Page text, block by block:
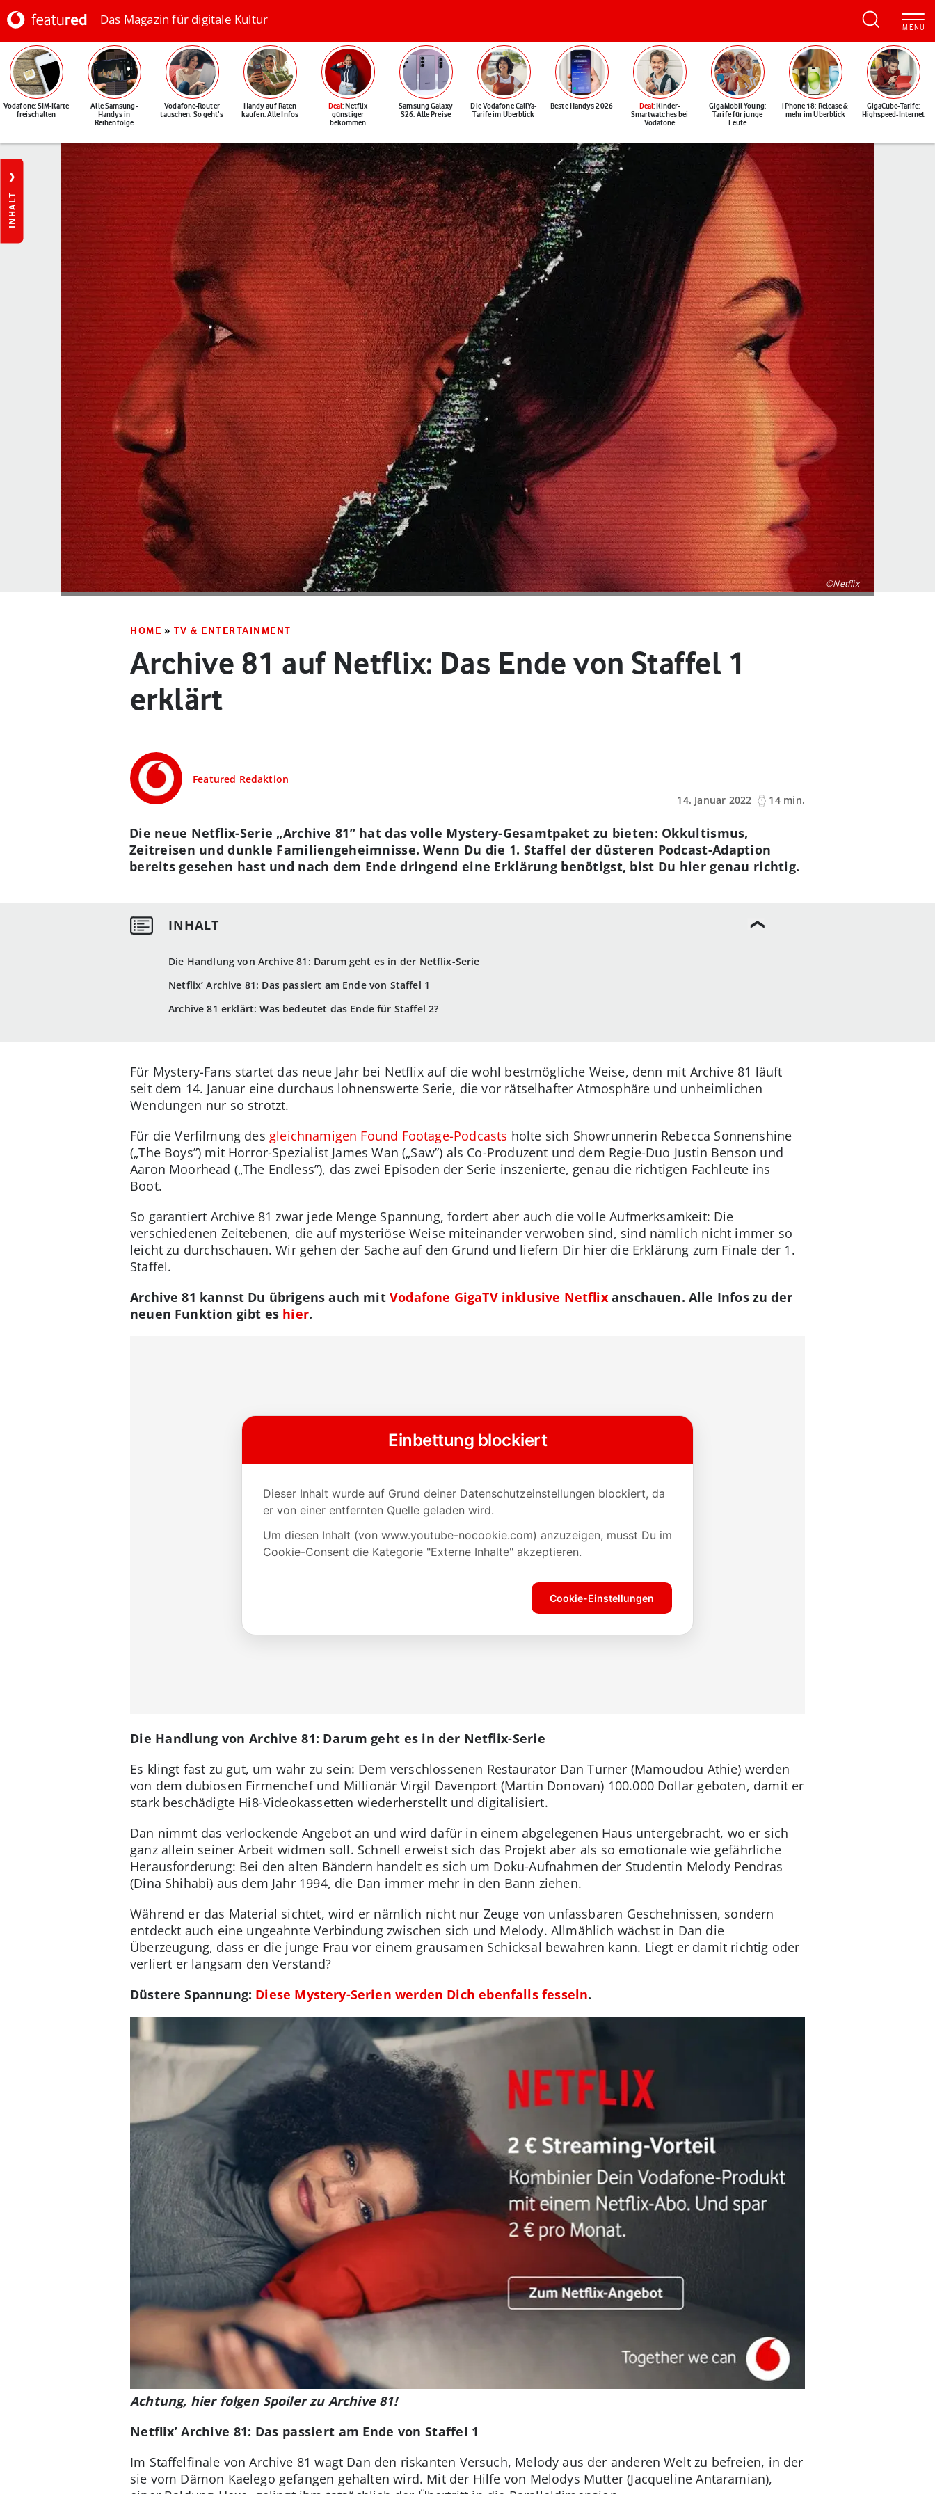
Das Magazin für digitale Kultur
Vodafone: SIM-Karte
freischalten
Alle Samsung-
Handys in
Reihenfolge
Vodafone-Router
tauschen: So geht's
Handy auf Raten
kaufen: Alle Infos
Deal: Netflix
günstiger
bekommen
Samsung Galaxy
S26: Alle Preise
Die Vodafone CallYa-
Tarife im Überblick
Beste Handys 2026 Deal: Kinder-
Smartwatches bei
Vodafone
GigaMobil Young:
Tarife für junge
Leute
iPhone 18: Release &
mehr im Überblick
GigaCube-Tarife:
Highspeed-Internet
INHALT
©Netflix
HOME » TV & ENTERTAINMENT
Archive 81 auf Netflix: Das Ende von Staffel 1
erklärt
Featured Redaktion
14. Januar 2022
14 min.
Die Handlung von Archive 81: Darum geht es in der Netflix-Serie
Netflix’ Archive 81: Das passiert am Ende von Staffel 1
Archive 81 erklärt: Was bedeutet das Ende für Staffel 2?
Die neue Netflix-Serie „Archive 81” hat das volle Mystery-Gesamtpaket zu bieten: Okkultismus,
Zeitreisen und dunkle Familiengeheimnisse. Wenn Du die 1. Staffel der düsteren Podcast-Adaption
bereits gesehen hast und nach dem Ende dringend eine Erklärung benötigst, bist Du hier genau richtig.
Für Mystery-Fans startet das neue Jahr bei Netflix auf die wohl bestmögliche Weise, denn mit Archive 81 läuft
seit dem 14. Januar eine durchaus lohnenswerte Serie, die vor rätselhafter Atmosphäre und unheimlichen
Wendungen nur so strotzt.
Für die Verfilmung des gleichnamigen Found Footage-Podcasts holte sich Showrunnerin Rebecca Sonnenshine
(„The Boys”) mit Horror-Spezialist James Wan („Saw”) als Co-Produzent und dem Regie-Duo Justin Benson und
Aaron Moorhead („The Endless”), das zwei Episoden der Serie inszenierte, genau die richtigen Fachleute ins
Boot.
So garantiert Archive 81 zwar jede Menge Spannung, fordert aber auch die volle Aufmerksamkeit: Die
verschiedenen Zeitebenen, die auf mysteriöse Weise miteinander verwoben sind, sind nämlich nicht immer so
leicht zu durchschauen. Wir gehen der Sache auf den Grund und liefern Dir hier die Erklärung zum Finale der 1.
Staffel.
Archive 81 kannst Du übrigens auch mitVodafone GigaTV inklusive Netflixanschauen. Alle Infos zu der
neuen Funktion gibt es hier.
Die Handlung von Archive 81: Darum geht es in der Netflix-Serie
Es klingt fast zu gut, um wahr zu sein: Dem verschlossenen Restaurator Dan Turner (Mamoudou Athie) werden
von dem dubiosen Firmenchef und Millionär Virgil Davenport (Martin Donovan) 100.000 Dollar geboten, damit er
stark beschädigte Hi8-Videokassetten wiederherstellt und digitalisiert.
Dan nimmt das verlockende Angebot an und wird dafür in einem abgelegenen Haus untergebracht, wo er sich
ganz allein seiner Arbeit widmen soll. Schnell erweist sich das Projekt aber als so emotionale wie gefährliche
Herausforderung: Bei den alten Bändern handelt es sich um Doku-Aufnahmen der Studentin Melody Pendras
(Dina Shihabi) aus dem Jahr 1994, die Dan immer mehr in den Bann ziehen.
Während er das Material sichtet, wird er nämlich nicht nur Zeuge von unfassbaren Geschehnissen, sondern
entdeckt auch eine ungeahnte Verbindung zwischen sich und Melody. Allmählich wächst in Dan die
Überzeugung, dass er die junge Frau vor einem grausamen Schicksal bewahren kann. Liegt er damit richtig oder
verliert er langsam den Verstand?
Düstere Spannung: Diese Mystery-Serien werden Dich ebenfalls fesseln.
Achtung, hier folgen Spoiler zu Archive 81!
Netflix’ Archive 81: Das passiert am Ende von Staffel 1
Im Staffelfinale von Archive 81 wagt Dan den riskanten Versuch, Melody aus der anderen Welt zu befreien, in der
sie vom Dämon Kaelego gefangen gehalten wird. Mit der Hilfe von Melodys Mutter (Jacqueline Antaramian),